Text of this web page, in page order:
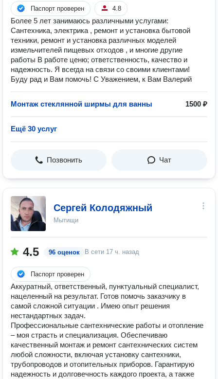
Паспорт проверен 4.8
Более 5 лет занимаюсь различными услугами:
Сантехника, электрика , ремонт и установка бытовой
техники, ремонт и установка различных моделей
измельчителей пищевых отходов , и многие другие
работы В работе ценю; ответственность, качество и
надежность. Я всегда на связи со своими клиентами!
Буду рад и Вам помочь! С Уважением, к Вам Валерий
Монтаж стеклянной ширмы для ванны 1500 ₽
Ещё 30 услуг
Позвонить Чат
Сергей Колодяжный
Мытищи
4.5 96 оценок В сети 17 ч. назад
Паспорт проверен
Аккуратный, ответственный, пунктуальный специалист,
нацеленный на результат. Готов помочь заказчику в
самой сложной ситуации . Имею опыт решения
нестандартных задач.
Профессиональные сантехнические работы и отопление
– моя страсть и специализация. Обеспечиваю
качественный монтаж и ремонт сантехнических систем
любой сложности, включая установку сантехники,
трубопроводов и отопительных приборов. Гарантирую
надежность и долговечность каждого проекта, а также